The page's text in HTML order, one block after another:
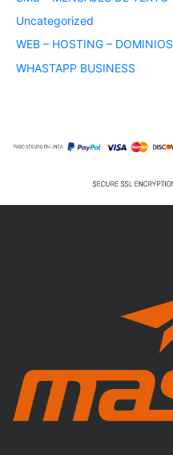
Uncategorized
WEB – HOSTING – DOMINIOS
WHASTAPP BUSINESS